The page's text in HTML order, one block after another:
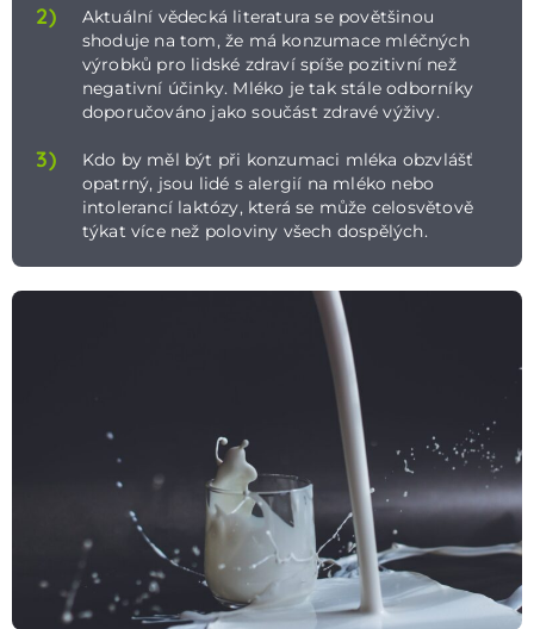
2)
Aktuální vědecká literatura se povětšinou
shoduje na tom, že má konzumace mléčných
výrobků pro lidské zdraví spíše pozitivní než
negativní účinky. Mléko je tak stále odborníky
doporučováno jako součást zdravé výživy.
3)
Kdo by měl být při konzumaci mléka obzvlášť
opatrný, jsou lidé s alergií na mléko nebo
intolerancí laktózy, která se může celosvětově
týkat více než poloviny všech dospělých.